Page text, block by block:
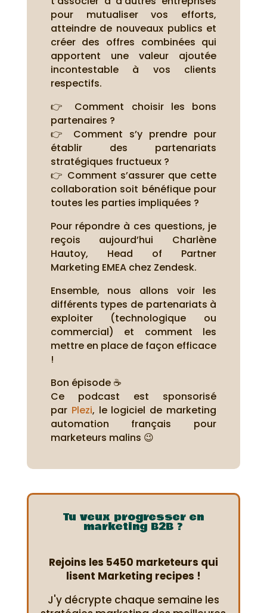
pour mutualiser vos efforts,
atteindre de nouveaux publics et
créer des offres combinées qui
apportent une valeur ajoutée
incontestable à vos clients
respectifs.
👉 Comment choisir les bons
partenaires ?
👉 Comment s’y prendre pour
établir des partenariats
stratégiques fructueux ?
👉 Comment s’assurer que cette
collaboration soit bénéfique pour
toutes les parties impliquées ?
Pour répondre à ces questions, je
reçois aujourd’hui Charlène
Hautoy, Head of Partner
Marketing EMEA chez Zendesk.
Ensemble, nous allons voir les
différents types de partenariats à
exploiter (technologique ou
commercial) et comment les
mettre en place de façon efficace
!
Bon épisode ☕
Ce podcast est sponsorisé
par Plezi, le logiciel de marketing
automation français pour
marketeurs malins 😉
Tu veux progresser en
marketing B2B ?
Rejoins les 5450 marketeurs qui
lisent Marketing recipes !
J'y décrypte chaque semaine les